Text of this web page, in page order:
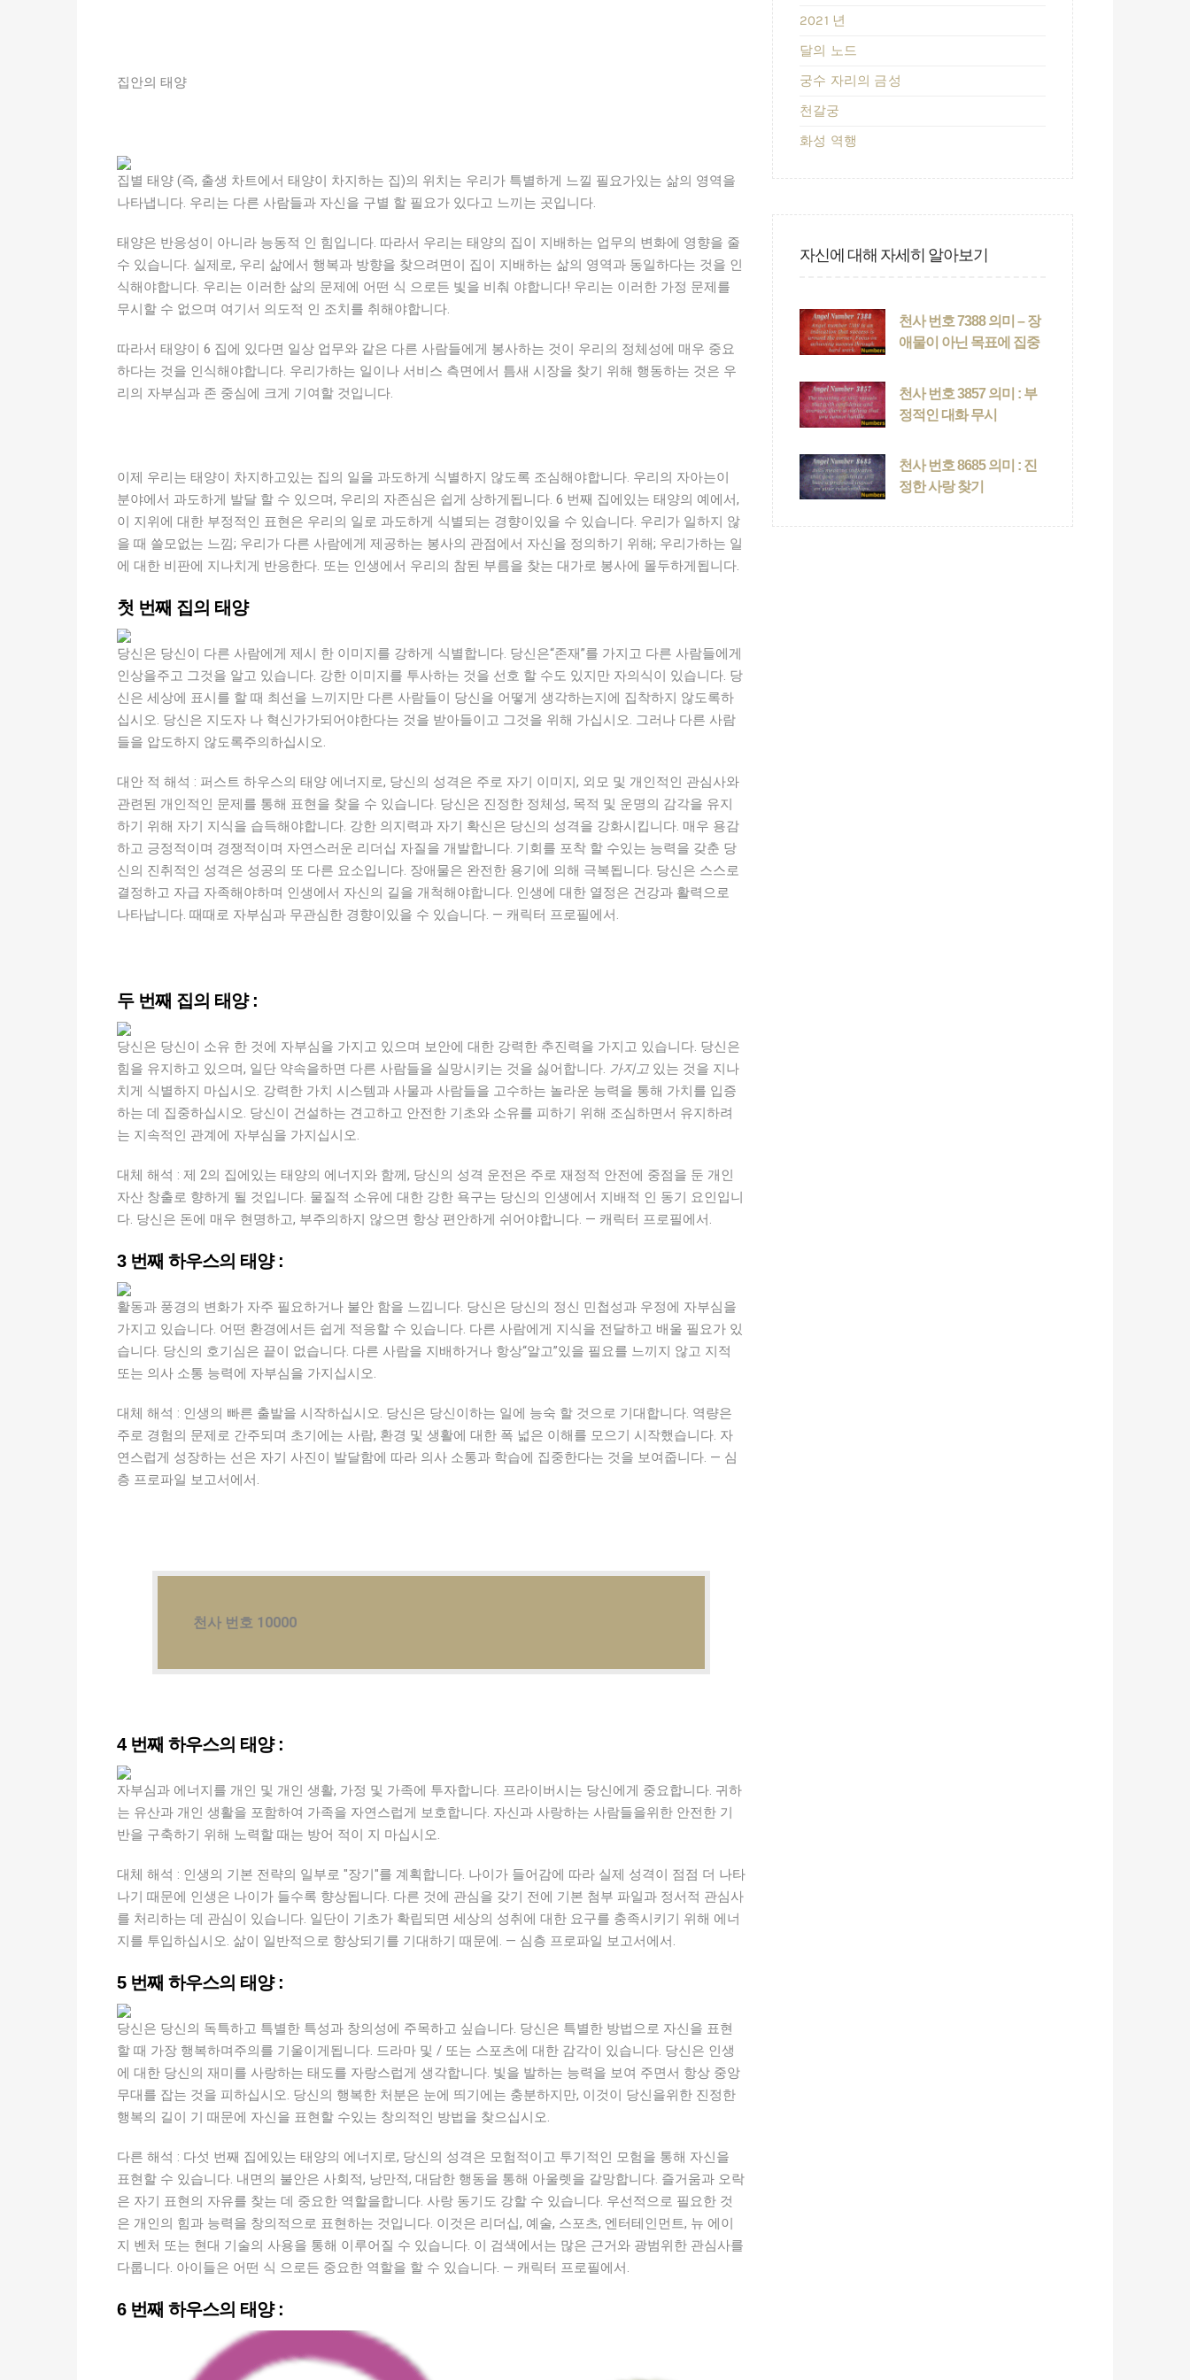
집안의 태양
집별 태양 (즉, 출생 차트에서 태양이 차지하는 집)의 위치는 우리가 특별하게 느낄 필요가있는 삶의 영역을
나타냅니다. 우리는 다른 사람들과 자신을 구별 할 필요가 있다고 느끼는 곳입니다.
태양은 반응성이 아니라 능동적 인 힘입니다. 따라서 우리는 태양의 집이 지배하는 업무의 변화에 ​​영향을 줄
수 있습니다. 실제로, 우리 삶에서 행복과 방향을 찾으려면이 집이 지배하는 삶의 영역과 동일하다는 것을 인
식해야합니다. 우리는 이러한 삶의 문제에 어떤 식 으로든 빛을 비춰 야합니다! 우리는 이러한 가정 문제를
무시할 수 없으며 여기서 의도적 인 조치를 취해야합니다.
따라서 태양이 6 집에 있다면 일상 업무와 같은 다른 사람들에게 봉사하는 것이 우리의 정체성에 매우 중요
하다는 것을 인식해야합니다. 우리가하는 일이나 서비스 측면에서 틈새 시장을 찾기 위해 행동하는 것은 우
리의 자부심과 존 중심에 크게 기여할 것입니다.
이제 우리는 태양이 차지하고있는 집의 일을 과도하게 식별하지 않도록 조심해야합니다. 우리의 자아는이
분야에서 과도하게 발달 할 수 있으며, 우리의 자존심은 쉽게 상하게됩니다. 6 번째 집에있는 태양의 예에서,
이 지위에 대한 부정적인 표현은 우리의 일로 과도하게 식별되는 경향이있을 수 있습니다. 우리가 일하지 않
을 때 쓸모없는 느낌; 우리가 다른 사람에게 제공하는 봉사의 관점에서 자신을 정의하기 위해; 우리가하는 일
에 대한 비판에 지나치게 반응한다. 또는 인생에서 우리의 참된 부름을 찾는 대가로 봉사에 몰두하게됩니다.
첫 번째 집의 태양
당신은 당신이 다른 사람에게 제시 한 이미지를 강하게 식별합니다. 당신은“존재”를 가지고 다른 사람들에게
인상을주고 그것을 알고 있습니다. 강한 이미지를 투사하는 것을 선호 할 수도 있지만 자의식이 있습니다. 당
신은 세상에 표시를 할 때 최선을 느끼지만 다른 사람들이 당신을 어떻게 생각하는지에 집착하지 않도록하
십시오. 당신은 지도자 나 혁신가가되어야한다는 것을 받아들이고 그것을 위해 가십시오. 그러나 다른 사람
들을 압도하지 않도록주의하십시오.
대안 적 해석 : 퍼스트 하우스의 태양 에너지로, 당신의 성격은 주로 자기 이미지, 외모 및 개인적인 관심사와
관련된 개인적인 문제를 통해 표현을 찾을 수 있습니다. 당신은 진정한 정체성, 목적 및 운명의 감각을 유지
하기 위해 자기 지식을 습득해야합니다. 강한 의지력과 자기 확신은 당신의 성격을 강화시킵니다. 매우 용감
하고 긍정적이며 경쟁적이며 자연스러운 리더십 자질을 개발합니다. 기회를 포착 할 수있는 능력을 갖춘 당
신의 진취적인 성격은 성공의 또 다른 요소입니다. 장애물은 완전한 용기에 의해 극복됩니다. 당신은 스스로
결정하고 자급 자족해야하며 인생에서 자신의 길을 개척해야합니다. 인생에 대한 열정은 건강과 활력으로
나타납니다. 때때로 자부심과 무관심한 경향이있을 수 있습니다. — 캐릭터 프로필에서.
두 번째 집의 태양 :
당신은 당신이 소유 한 것에 자부심을 가지고 있으며 보안에 대한 강력한 추진력을 가지고 있습니다. 당신은
힘을 유지하고 있으며, 일단 약속을하면 다른 사람들을 실망시키는 것을 싫어합니다. 가지고 있는 것을 지나
치게 식별하지 마십시오. 강력한 가치 시스템과 사물과 사람들을 고수하는 놀라운 능력을 통해 가치를 입증
하는 데 집중하십시오. 당신이 건설하는 견고하고 안전한 기초와 소유를 피하기 위해 조심하면서 유지하려
는 지속적인 관계에 자부심을 가지십시오.
대체 해석 : 제 2의 집에있는 태양의 에너지와 함께, 당신의 성격 운전은 주로 재정적 안전에 중점을 둔 개인
자산 창출로 향하게 될 것입니다. 물질적 소유에 대한 강한 욕구는 당신의 인생에서 지배적 인 동기 요인입니
다. 당신은 돈에 매우 현명하고, 부주의하지 않으면 항상 편안하게 쉬어야합니다. — 캐릭터 프로필에서.
3 번째 하우스의 태양 :
활동과 풍경의 변화가 자주 필요하거나 불안 함을 느낍니다. 당신은 당신의 정신 민첩성과 우정에 자부심을
가지고 있습니다. 어떤 환경에서든 쉽게 적응할 수 있습니다. 다른 사람에게 지식을 전달하고 배울 필요가 있
습니다. 당신의 호기심은 끝이 없습니다. 다른 사람을 지배하거나 항상“알고”있을 필요를 느끼지 않고 지적
또는 의사 소통 능력에 자부심을 가지십시오.
대체 해석 : 인생의 빠른 출발을 시작하십시오. 당신은 당신이하는 일에 능숙 할 것으로 기대합니다. 역량은
주로 경험의 문제로 간주되며 초기에는 사람, 환경 및 생활에 대한 폭 넓은 이해를 모으기 시작했습니다. 자
연스럽게 성장하는 선은 자기 사진이 발달함에 따라 의사 소통과 학습에 집중한다는 것을 보여줍니다. — 심
층 프로파일 보고서에서.
천사 번호 10000
4 번째 하우스의 태양 :
자부심과 에너지를 개인 및 개인 생활, 가정 및 가족에 투자합니다. 프라이버시는 당신에게 중요합니다. 귀하
는 유산과 개인 생활을 포함하여 가족을 자연스럽게 보호합니다. 자신과 사랑하는 사람들을위한 안전한 기
반을 구축하기 위해 노력할 때는 방어 적이 지 마십시오.
대체 해석 : 인생의 기본 전략의 일부로 "장기"를 계획합니다. 나이가 들어감에 따라 실제 성격이 점점 더 나타
나기 때문에 인생은 나이가 들수록 향상됩니다. 다른 것에 관심을 갖기 전에 기본 첨부 파일과 정서적 관심사
를 처리하는 데 관심이 있습니다. 일단이 기초가 확립되면 세상의 성취에 대한 요구를 충족시키기 위해 에너
지를 투입하십시오. 삶이 일반적으로 향상되기를 기대하기 때문에. — 심층 프로파일 보고서에서.
5 번째 하우스의 태양 :
당신은 당신의 독특하고 특별한 특성과 창의성에 주목하고 싶습니다. 당신은 특별한 방법으로 자신을 표현
할 때 가장 행복하며주의를 기울이게됩니다. 드라마 및 / 또는 스포츠에 대한 감각이 있습니다. 당신은 인생
에 대한 당신의 재미를 사랑하는 태도를 자랑스럽게 생각합니다. 빛을 발하는 능력을 보여 주면서 항상 중앙
무대를 잡는 것을 피하십시오. 당신의 행복한 처분은 눈에 띄기에는 충분하지만, 이것이 당신을위한 진정한
행복의 길이 기 때문에 자신을 표현할 수있는 창의적인 방법을 찾으십시오.
다른 해석 : 다섯 번째 집에있는 태양의 에너지로, 당신의 성격은 모험적이고 투기적인 모험을 통해 자신을
표현할 수 있습니다. 내면의 불안은 사회적, 낭만적, 대담한 행동을 통해 아울렛을 갈망합니다. 즐거움과 오락
은 자기 표현의 자유를 찾는 데 중요한 역할을합니다. 사랑 동기도 강할 수 있습니다. 우선적으로 필요한 것
은 개인의 힘과 능력을 창의적으로 표현하는 것입니다. 이것은 리더십, 예술, 스포츠, 엔터테인먼트, 뉴 에이
지 벤처 또는 현대 기술의 사용을 통해 이루어질 수 있습니다. 이 검색에서는 많은 근거와 광범위한 관심사를
다룹니다. 아이들은 어떤 식 으로든 중요한 역할을 할 수 있습니다. — 캐릭터 프로필에서.
6 번째 하우스의 태양 :
2021 년
달의 노드
궁수 자리의 금성
천갈궁
화성 역행
자신에 대해 자세히 알아보기
천사 번호 7388 의미 – 장
애물이 아닌 목표에 집중
천사 번호 3857 의미 : 부
정적인 대화 무시
천사 번호 8685 의미 : 진
정한 사랑 찾기